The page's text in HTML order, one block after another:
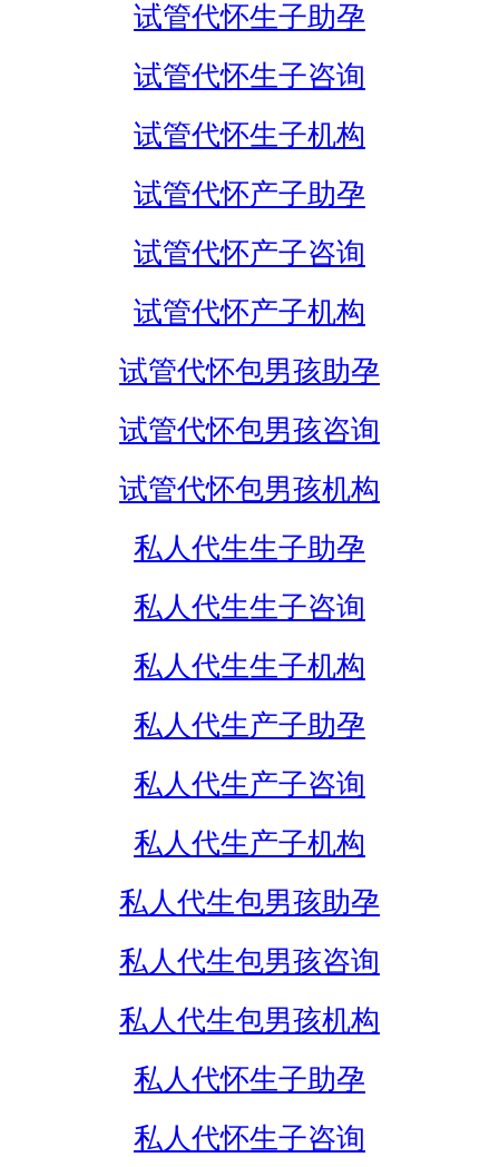
试管代怀生子助孕
试管代怀生子咨询
试管代怀生子机构
试管代怀产子助孕
试管代怀产子咨询
试管代怀产子机构
试管代怀包男孩助孕
试管代怀包男孩咨询
试管代怀包男孩机构
私人代生生子助孕
私人代生生子咨询
私人代生生子机构
私人代生产子助孕
私人代生产子咨询
私人代生产子机构
私人代生包男孩助孕
私人代生包男孩咨询
私人代生包男孩机构
私人代怀生子助孕
私人代怀生子咨询